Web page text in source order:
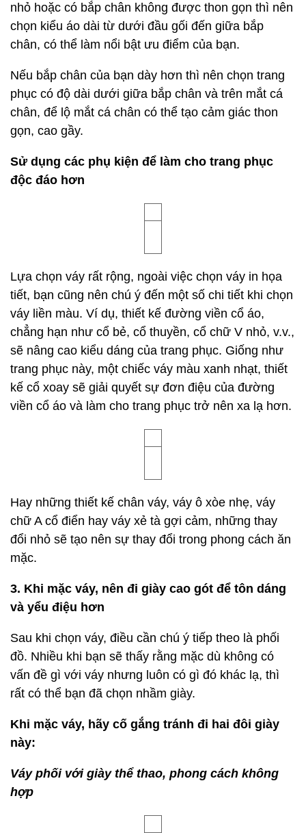
nhỏ hoặc có bắp chân không được thon gọn thì nên
chọn kiểu áo dài từ dưới đầu gối đến giữa bắp
chân, có thể làm nổi bật ưu điểm của bạn.
Nếu bắp chân của bạn dày hơn thì nên chọn trang
phục có độ dài dưới giữa bắp chân và trên mắt cá
chân, để lộ mắt cá chân có thể tạo cảm giác thon
gọn, cao gầy.
Sử dụng các phụ kiện để làm cho trang phục
độc đáo hơn
Lựa chọn váy rất rộng, ngoài việc chọn váy in họa
váy liền màu. Ví dụ, thiết kế đường viền cổ áo,
chẳng hạn như cổ bẻ, cổ thuyền, cổ chữ V nhỏ, v.v.,
sẽ nâng cao kiểu dáng của trang phục. Giống như
trang phục này, một chiếc váy màu xanh nhạt, thiết
kế cổ xoay sẽ giải quyết sự đơn điệu của đường
viền cổ áo và làm cho trang phục trở nên xa lạ hơn.